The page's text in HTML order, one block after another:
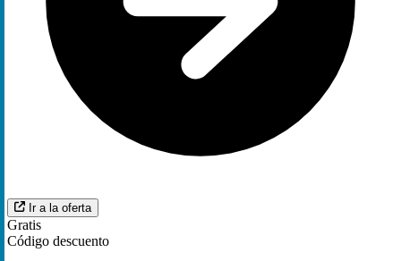
Ir a la oferta
Gratis
Código descuento